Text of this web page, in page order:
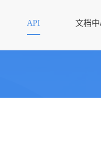
API 文档